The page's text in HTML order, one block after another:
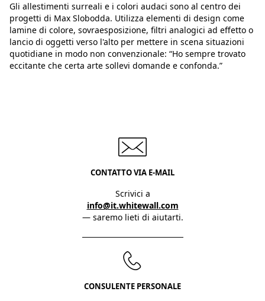
Gli allestimenti surreali e i colori audaci sono al centro dei
progetti di Max Slobodda. Utilizza elementi di design come
lamine di colore, sovraesposizione, filtri analogici ad effetto o
lancio di oggetti verso l'alto per mettere in scena situazioni
quotidiane in modo non convenzionale: “Ho sempre trovato
eccitante che certa arte sollevi domande e confonda.”
CONTATTO VIA E-MAIL
Scrivici a
info@it.whitewall.com
— saremo lieti di aiutarti.
CONSULENTE PERSONALE